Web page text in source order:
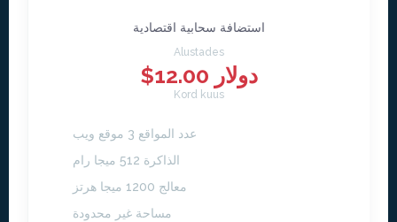
استضافة سحابية اقتصادية
Alustades
$12.00 دولار
Kord kuus
عدد المواقع 3 موقع ويب
الذاكرة 512 ميجا رام
معالج 1200 ميجا هرتز
مساحة غير محدودة